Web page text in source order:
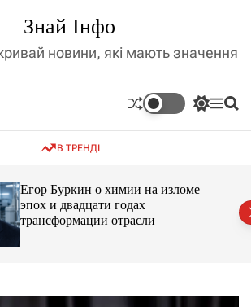
Знай Інфо
новини, які мають значення
П
к
М П
В ТРЕНДІ
Егор Буркин о химии на изломе
эпох и двадцати годах
трансформации отрасли